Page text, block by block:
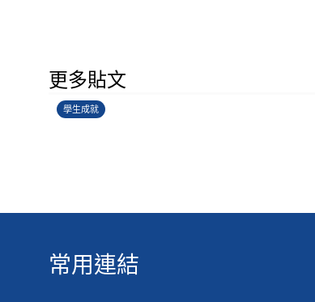
更多貼文
學生成就
14/07/2026
常用連結